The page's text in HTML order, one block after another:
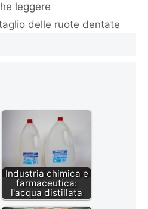
leggere
delle ruote dentate
Industria chimica e
farmaceutica:
l'acqua distillata